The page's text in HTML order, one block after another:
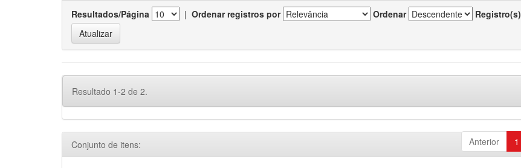
Resultados/Página | Ordenar registros por Ordenar Registro(s)
Resultado 1-2 de 2.
Anterior 1
Conjunto de itens: